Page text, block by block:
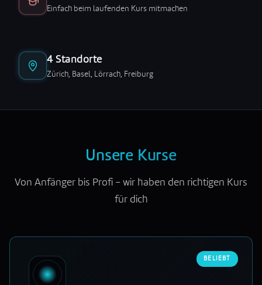
Einfach beim laufenden Kurs mitmachen
4 Standorte
Zürich, Basel, Lörrach, Freiburg
Unsere Kurse
Von Anfänger bis Profi – wir haben den richtigen Kurs
für dich
BELIEBT